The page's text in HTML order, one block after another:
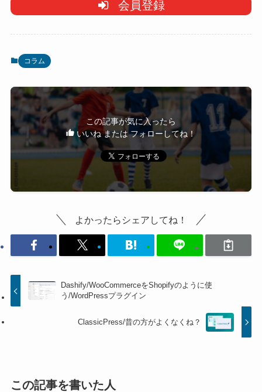
会員登録
コラム
この記事が気に入ったら
いいね または フォローしてね！
よかったらシェアしてね！
Dashify/WooCommerceをShopifyのように使
う/WordPressプラグイン
ClassicPress/昔の方がよくなくね？
この記事を書いた人